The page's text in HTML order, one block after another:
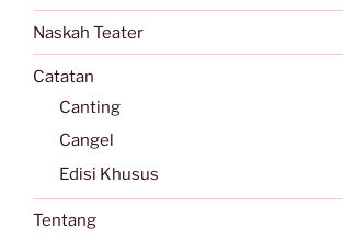
Naskah Teater
Catatan
Canting
Cangel
Edisi Khusus
Tentang